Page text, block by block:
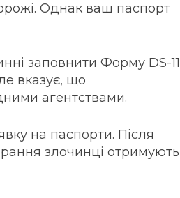
Однак ваш паспорт
заповнити Форму DS-
вказує, що
агентствами.
на паспорти. Після
злочинці отримують